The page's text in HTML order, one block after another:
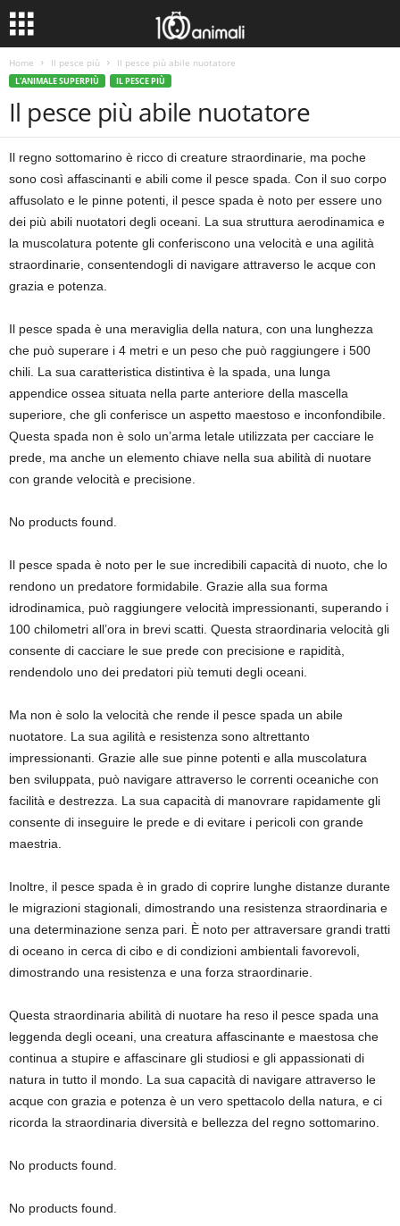
Home Il pesce più Il pesce più abile nuotatore
L'ANIMALE SUPERPIÙ IL PESCE PIÙ
Il pesce più abile nuotatore
Il regno sottomarino è ricco di creature straordinarie, ma poche
sono così affascinanti e abili come il pesce spada. Con il suo corpo
affusolato e le pinne potenti, il pesce spada è noto per essere uno
dei più abili nuotatori degli oceani. La sua struttura aerodinamica e
la muscolatura potente gli conferiscono una velocità e una agilità
straordinarie, consentendogli di navigare attraverso le acque con
grazia e potenza.
Il pesce spada è una meraviglia della natura, con una lunghezza
che può superare i 4 metri e un peso che può raggiungere i 500
chili. La sua caratteristica distintiva è la spada, una lunga
appendice ossea situata nella parte anteriore della mascella
superiore, che gli conferisce un aspetto maestoso e inconfondibile.
Questa spada non è solo un’arma letale utilizzata per cacciare le
prede, ma anche un elemento chiave nella sua abilità di nuotare
con grande velocità e precisione.
No products found.
Il pesce spada è noto per le sue incredibili capacità di nuoto, che lo
rendono un predatore formidabile. Grazie alla sua forma
idrodinamica, può raggiungere velocità impressionanti, superando i
100 chilometri all’ora in brevi scatti. Questa straordinaria velocità gli
consente di cacciare le sue prede con precisione e rapidità,
rendendolo uno dei predatori più temuti degli oceani.
Ma non è solo la velocità che rende il pesce spada un abile
nuotatore. La sua agilità e resistenza sono altrettanto
impressionanti. Grazie alle sue pinne potenti e alla muscolatura
ben sviluppata, può navigare attraverso le correnti oceaniche con
facilità e destrezza. La sua capacità di manovrare rapidamente gli
consente di inseguire le prede e di evitare i pericoli con grande
maestria.
Inoltre, il pesce spada è in grado di coprire lunghe distanze durante
le migrazioni stagionali, dimostrando una resistenza straordinaria e
una determinazione senza pari. È noto per attraversare grandi tratti
di oceano in cerca di cibo e di condizioni ambientali favorevoli,
dimostrando una resistenza e una forza straordinarie.
Questa straordinaria abilità di nuotare ha reso il pesce spada una
leggenda degli oceani, una creatura affascinante e maestosa che
continua a stupire e affascinare gli studiosi e gli appassionati di
natura in tutto il mondo. La sua capacità di navigare attraverso le
acque con grazia e potenza è un vero spettacolo della natura, e ci
ricorda la straordinaria diversità e bellezza del regno sottomarino.
No products found.
No products found.